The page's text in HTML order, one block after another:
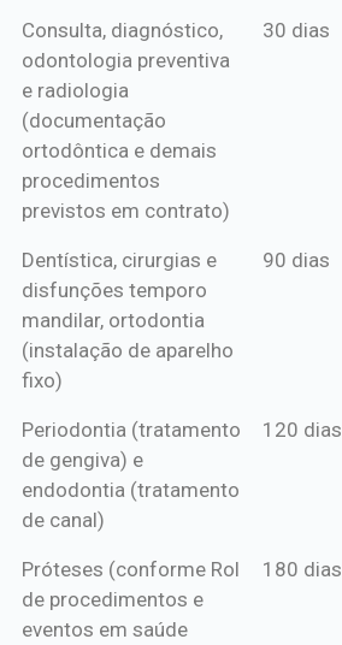
mensal*
Consulta, diagnóstico,
odontologia preventiva
e radiologia
(documentação
ortodôntica e demais
procedimentos
previstos em contrato)
30 dias
Dentística, cirurgias e
disfunções temporo
mandilar, ortodontia
(instalação de aparelho
fixo)
90 dias
Periodontia (tratamento
de gengiva) e
endodontia (tratamento
de canal)
120 dias
Próteses (conforme Rol
de procedimentos e
eventos em saúde
180 dias